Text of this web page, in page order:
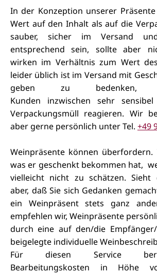
In der Konzeption unserer
Wert auf den Inhalt als auf die
sauber, sicher im Versand
entsprechend sein, sollte aber
wirken im Verhältnis zum Wert
leider üblich ist im Versand mit
geben zu bedenken,
Kunden inzwischen sehr
Verpackungsmüll reagieren. Wir
aber gerne persönlich unter Tel. +49
Weinpräsente können
was er geschenkt bekommen hat,
vielleicht nicht zu schätzen. Sieht
aber, daß Sie sich Gedanken
ein Weinpräsent stets ganz
empfehlen wir, Weinpräsente
durch eine auf den/die
beigelegte individuelle
Für diesen Service
Bearbeitungskosten in